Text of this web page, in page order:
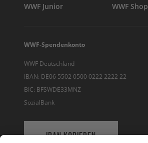
WWF Junior WWF Shop
WWF-Spendenkonto
WWF Deutschland
IBAN: DE06 5502 0500 0222 2222 22
BIC: BFSWDE33MNZ
SozialBank
IBAN KOPIEREN